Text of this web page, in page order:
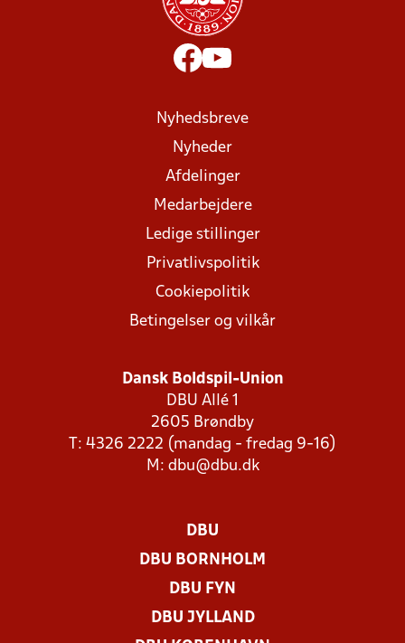
Nyhedsbreve
Nyheder
Afdelinger
Medarbejdere
Ledige stillinger
Privatlivspolitik
Cookiepolitik
Betingelser og vilkår
Dansk Boldspil-Union
DBU Allé 1
2605 Brøndby
T: 4326 2222 (mandag - fredag 9-16)
M: dbu@dbu.dk
DBU
DBU BORNHOLM
DBU FYN
DBU JYLLAND